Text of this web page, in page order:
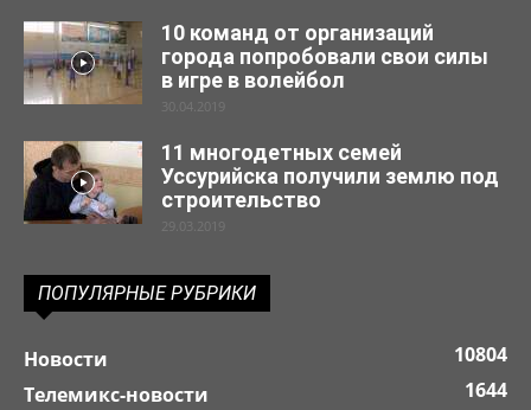
10 команд от организаций
города попробовали свои силы
в игре в волейбол
30.04.2019
11 многодетных семей
Уссурийска получили землю под
строительство
29.03.2019
ПОПУЛЯРНЫЕ РУБРИКИ
Новости
10804
Телемикс-новости
1644